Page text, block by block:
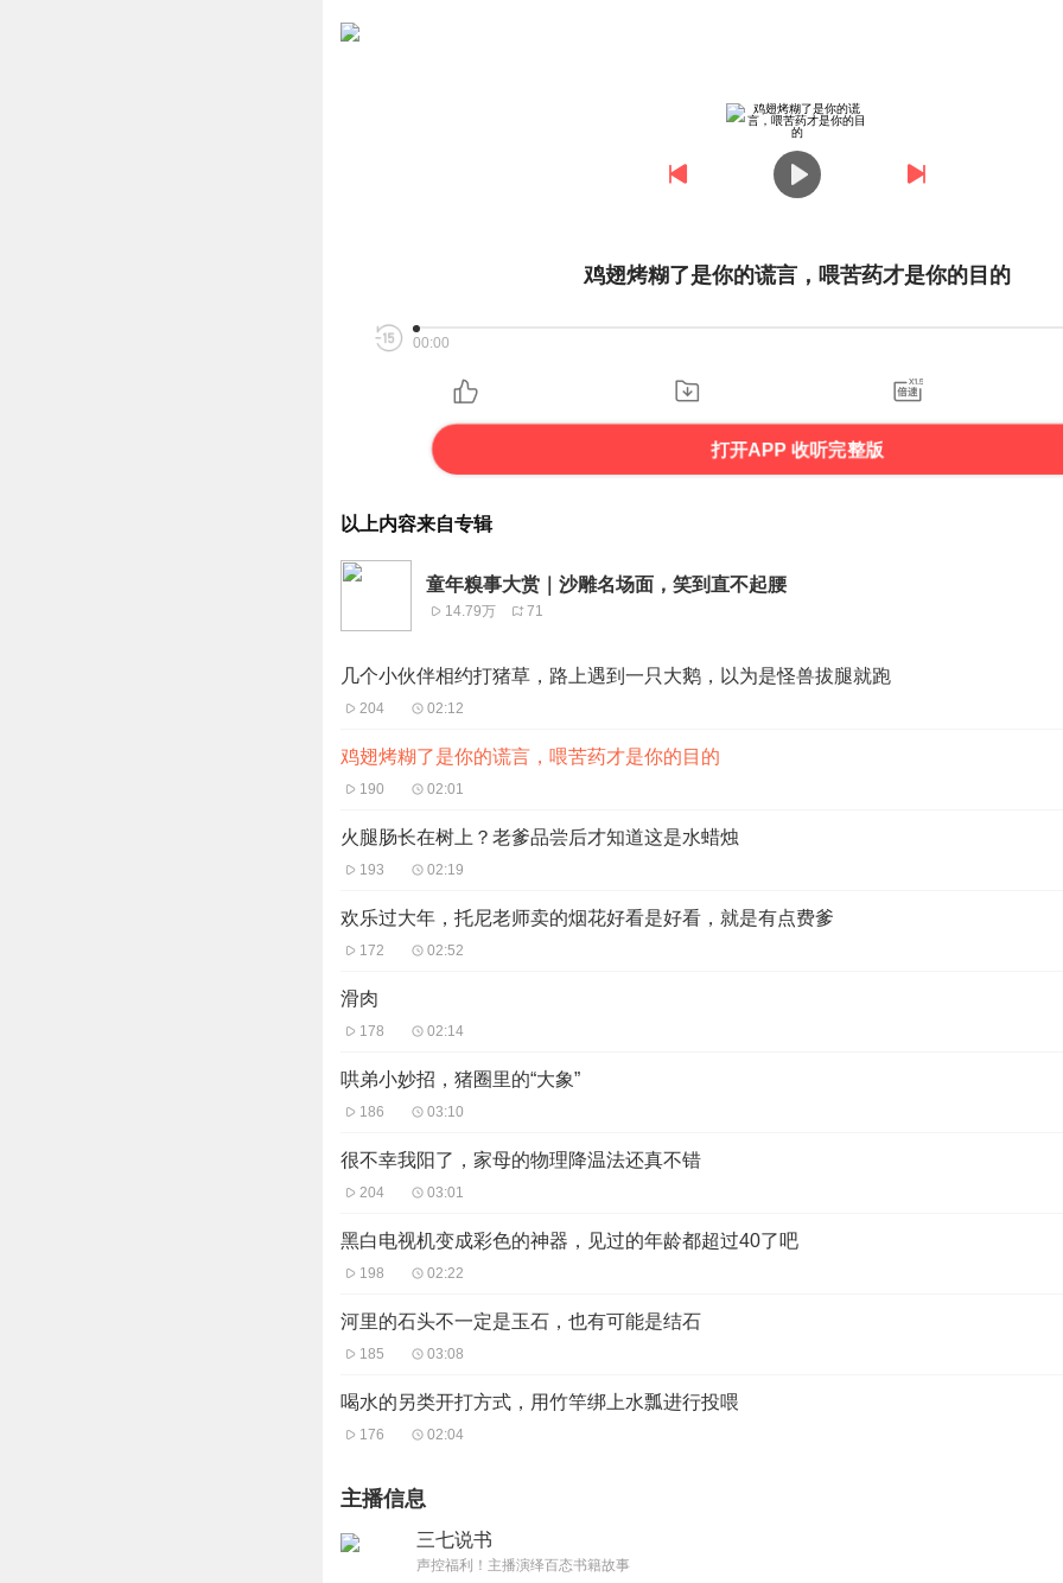
鸡翅烤糊了是你的谎言，喂苦药才是你的目的
00:00
打开APP 收听完整版
以上内容来自专辑
童年糗事大赏｜沙雕名场面，笑到直不起腰
14.79万 71
几个小伙伴相约打猪草，路上遇到一只大鹅，以为是怪兽拔腿就跑
204 02:12
鸡翅烤糊了是你的谎言，喂苦药才是你的目的
190 02:01
火腿肠长在树上？老爹品尝后才知道这是水蜡烛
193 02:19
欢乐过大年，托尼老师卖的烟花好看是好看，就是有点费爹
172 02:52
滑肉
178 02:14
哄弟小妙招，猪圈里的“大象”
186 03:10
很不幸我阳了，家母的物理降温法还真不错
204 03:01
黑白电视机变成彩色的神器，见过的年龄都超过40了吧
198 02:22
河里的石头不一定是玉石，也有可能是结石
185 03:08
喝水的另类开打方式，用竹竿绑上水瓢进行投喂
176 02:04
主播信息
三七说书
声控福利！主播演绎百态书籍故事